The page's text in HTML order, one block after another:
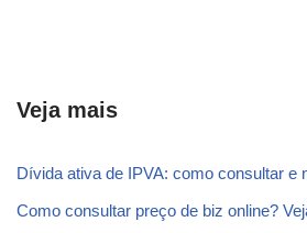
Veja mais
Dívida ativa de IPVA: como consultar e
Como consultar preço de biz online?